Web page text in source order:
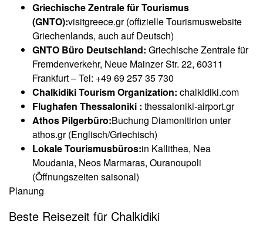
Griechische Zentrale für Tourismus
(GNTO):visitgreece.gr (offizielle Tourismuswebsite
Griechenlands, auch auf Deutsch)
GNTO Büro Deutschland: Griechische Zentrale für
Fremdenverkehr, Neue Mainzer Str. 22, 60311
Frankfurt – Tel: +49 69 257 35 730
Chalkidiki Tourism Organization: chalkidiki.com
Flughafen Thessaloniki : thessaloniki-airport.gr
Athos Pilgerbüro:Buchung Diamonitirion unter
athos.gr (Englisch/Griechisch)
Lokale Tourismusbüros:in Kallithea, Nea
Moudania, Neos Marmaras, Ouranoupoli
(Öffnungszeiten saisonal)
Planung
Beste Reisezeit für Chalkidiki